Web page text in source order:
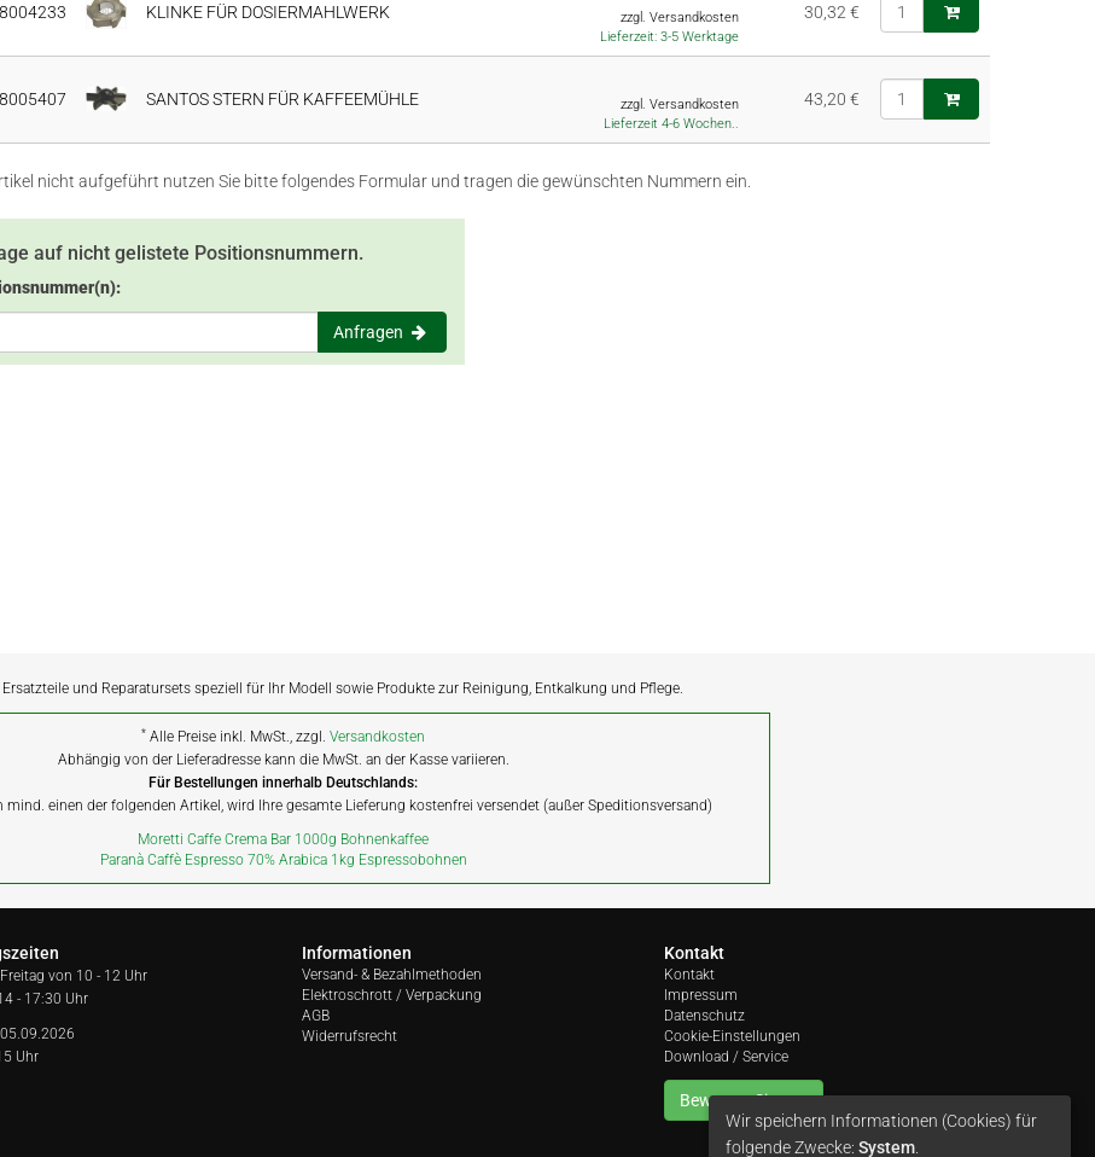
8004233 KLINKE FÜR DOSIERMAHLWERK
zzgl. Versandkosten
Lieferzeit: 3-5 Werktage
30,32 €
8005407 SANTOS STERN FÜR KAFFEEMÜHLE
zzgl. Versandkosten
Lieferzeit 4-6 Wochen..
43,20 €
nicht aufgeführt nutzen Sie bitte folgendes Formular und tragen die gewünschten Nummern ein.
auf nicht gelistete Positionsnummern.
Anfragen
Ersatzteile und Reparatursets speziell für Ihr Modell sowie Produkte zur Reinigung, Entkalkung und Pflege.
* Alle Preise inkl. MwSt., zzgl.Versandkosten
Abhängig von der Lieferadresse kann die MwSt. an der Kasse variieren.
Für Bestellungen innerhalb Deutschlands:
mind. einen der folgenden Artikel, wird Ihre gesamte Lieferung kostenfrei versendet (außer Speditionsversand)
Moretti Caffe Crema Bar 1000g Bohnenkaffee
Paranà Caffè Espresso 70% Arabica 1kg Espressobohnen
von 10 - 12 Uhr
- 17:30 Uhr
Uhr
Informationen
Versand- & Bezahlmethoden
Elektroschrott / Verpackung
AGB
Widerrufsrecht
Kontakt
Kontakt
Impressum
Datenschutz
Cookie-Einstellungen
Download / Service
Bewerten Sie uns
Wir speichern Informationen (Cookies) für
folgende Zwecke: System